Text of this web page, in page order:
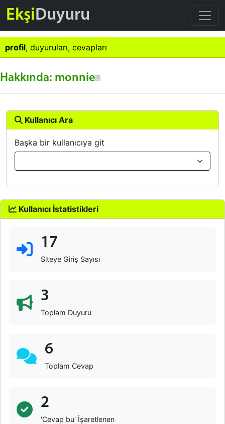
EkşiDuyuru
profil, duyuruları, cevapları
Hakkında: monnie
Kullanıcı Ara
Başka bir kullanıcıya git
Kullanıcı İstatistikleri
17
Siteye Giriş Sayısı
3
Toplam Duyuru
6
Toplam Cevap
2
'Cevap bu' İşaretlenen